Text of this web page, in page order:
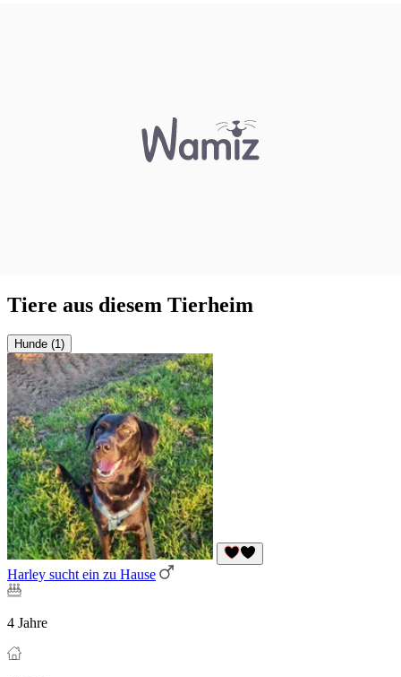
Tiere aus diesem Tierheim
Hunde (1)
Harley sucht ein zu Hause
4 Jahre